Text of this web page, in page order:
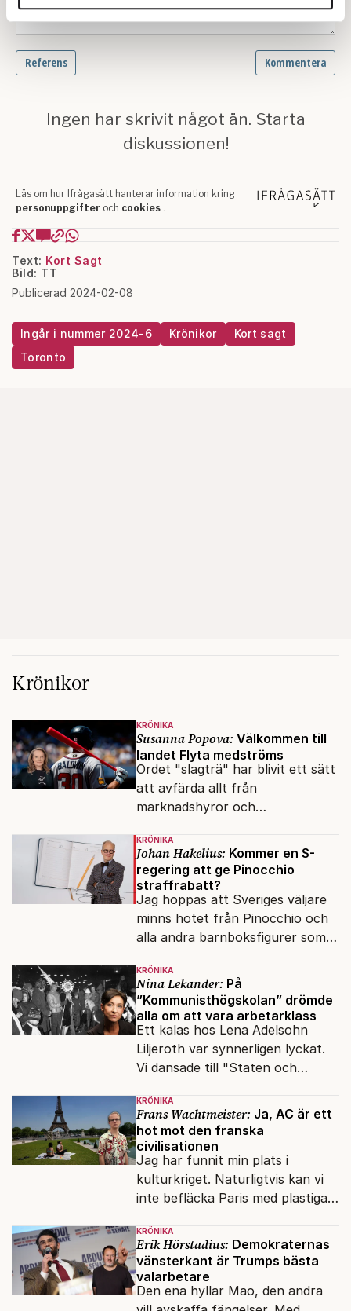
annons- och analysföretag som vi samarbetar med.
Dessa kan i sin tur kombinera informationen med annan
samlat in när du har använt deras tjänster.
Text: Kort Sagt
Bild: TT
Publicerad 2024-02-08
Ingår i nummer 2024-6 Krönikor
Kort sagt
Toronto
Krönikor
KRÖNIKA
Susanna Popova: Välkommen till
landet Flyta medströms
Ordet "slagträ" har blivit ett sätt
att avfärda allt från
marknadshyror och
om antisemitism.
KRÖNIKA
Johan Hakelius: Kommer en S-
regering att ge Pinocchio
straffrabatt?
Jag hoppas att Sveriges väljare
minns hotet från Pinocchio och
alla andra barnboksfigurer som
upphovsrätt.
KRÖNIKA
Nina Lekander: På
”Kommunisthögskolan” drömde
alla om att vara arbetarklass
Ett kalas hos Lena Adelsohn
Liljeroth var synnerligen lyckat.
Vi dansade till "Staten och
KRÖNIKA
Frans Wachtmeister: Ja, AC är ett
hot mot den franska
civilisationen
Jag har funnit min plats i
kulturkriget. Naturligtvis kan vi
inte befläcka Paris med plastiga
KRÖNIKA
Erik Hörstadius: Demokraternas
vänsterkant är Trumps bästa
valarbetare
Den ena hyllar Mao, den andra